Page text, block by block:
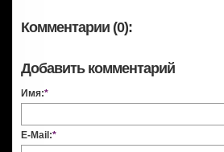
Комментарии (0):
Добавить комментарий
Имя:*
E-Mail:*